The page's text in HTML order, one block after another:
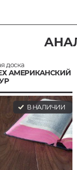
доска
АМЕРИКАНСКИЙ
В НАЛИЧИИ